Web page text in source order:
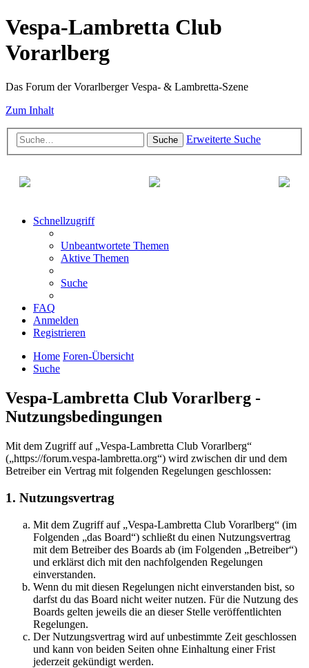
Vespa-Lambretta Club
Vorarlberg
Das Forum der Vorarlberger Vespa- & Lambretta-Szene
Zum Inhalt
Suche Erweiterte Suche
Schnellzugriff
Unbeantwortete Themen
Aktive Themen
Suche
FAQ
Anmelden
Registrieren
Home Foren-Übersicht
Suche
Vespa-Lambretta Club Vorarlberg -
Nutzungsbedingungen
Mit dem Zugriff auf „Vespa-Lambretta Club Vorarlberg“
(„https://forum.vespa-lambretta.org“) wird zwischen dir und dem
Betreiber ein Vertrag mit folgenden Regelungen geschlossen:
1. Nutzungsvertrag
Mit dem Zugriff auf „Vespa-Lambretta Club Vorarlberg“ (im
Folgenden „das Board“) schließt du einen Nutzungsvertrag
mit dem Betreiber des Boards ab (im Folgenden „Betreiber“)
und erklärst dich mit den nachfolgenden Regelungen
einverstanden.
Wenn du mit diesen Regelungen nicht einverstanden bist, so
darfst du das Board nicht weiter nutzen. Für die Nutzung des
Boards gelten jeweils die an dieser Stelle veröffentlichten
Regelungen.
Der Nutzungsvertrag wird auf unbestimmte Zeit geschlossen
und kann von beiden Seiten ohne Einhaltung einer Frist
jederzeit gekündigt werden.